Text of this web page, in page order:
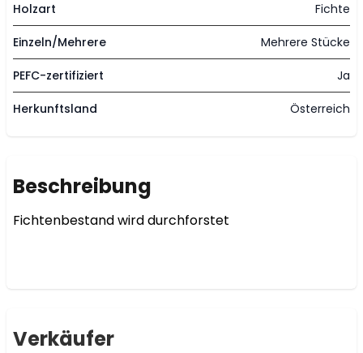
Holzart Fichte
Einzeln/Mehrere Mehrere Stücke
PEFC-zertifiziert Ja
Herkunftsland Österreich
Beschreibung
Fichtenbestand wird durchforstet
Verkäufer